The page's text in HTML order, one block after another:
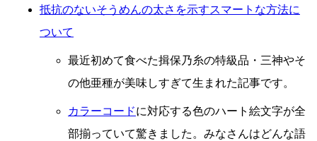
抵抗のないそうめんの太さを示すスマートな方法に
ついて
最近初めて食べた揖保乃糸の特級品・三神やそ
の他亜種が美味しすぎて生まれた記事です。
カラーコードに対応する色のハート絵文字が全
部揃っていて驚きました。みなさんはどんな語